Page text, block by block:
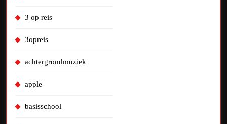
3 op reis
3opreis
achtergrondmuziek
apple
basisschool